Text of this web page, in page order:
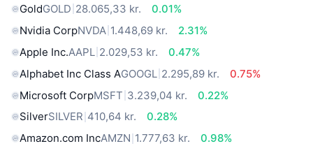
GoldGOLD 28.065,33 kr.
0.01%
Nvidia CorpNVDA 1.448,69 kr.
2.31%
Apple Inc.AAPL 2.029,53 kr.
0.47%
Alphabet Inc Class AGOOGL 2.295,89 kr.
0.75%
Microsoft CorpMSFT 3.239,04 kr.
0.22%
SilverSILVER 410,64 kr.
0.28%
Amazon.com IncAMZN 1.777,63 kr.
0.98%